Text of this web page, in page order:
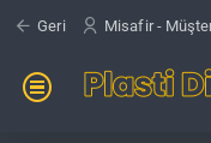
Geri Misafir -